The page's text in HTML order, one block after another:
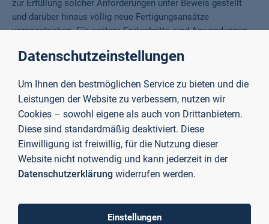
zur Erfüllung solcher Anforderungen unter Beweis gestellt
und darüber hinaus völlig neue Fertigungsansätze
vorangetrieben. Für weitere Fortschritte sind Anwendungen
Lebensdauer der optischen Elemente in den Laserquellen
Ziel dieses internationalen Projekts war die Entwicklung
neuer optischer Elemente und laseroptischer Systeme für
ultrakurz gepulste Hochleistungslaser im ultravioletten
Spektralbereich und die Erschließung neuer industrieller
Anwendungen.
Datenschutzeinstellungen
Um Ihnen den bestmöglichen Service zu bieten und die
Leistungen der Website zu verbessern, nutzen wir
Cookies – sowohl eigene als auch von Drittanbietern.
Diese sind standardmäßig deaktiviert. Diese
Einwilligung ist freiwillig, für die Nutzung dieser
Website nicht notwendig und kann jederzeit in der
Datenschutzerklärung widerrufen werden.
Einstellungen